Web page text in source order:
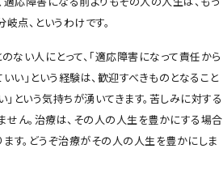
点、というわけです。
ない人にとって、「適応障害になって責任から
い」という経験は、歓迎すべきものとなること
」という気持ちが湧いてきます。苦しみに対する
ん。治療は、その人の人生を豊かにする場合
す。どうぞ治療がその人の人生を豊かにしま